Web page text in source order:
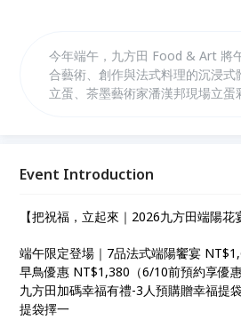
今年端午，九方田 Food & Art 將
合藝術、創作與法式料理的沉浸
立蛋、茶墨藝術家潘漢邦現場立
位，採全預約制。
Event Introduction
【把祝福，立起來｜2026九方田端陽花
端午限定登場｜7品法式端陽饗宴
早鳥優惠 NT$1,380（6/10前預約享優惠
九方田加碼幸福有禮-3人預購贈幸福提
提袋擇一